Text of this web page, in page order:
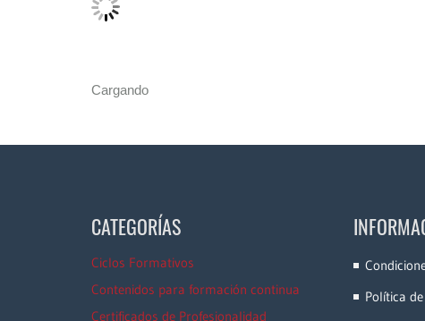
Cargando
CATEGORÍAS
Ciclos Formativos
Contenidos para formación continua
Certificados de Profesionalidad
Política